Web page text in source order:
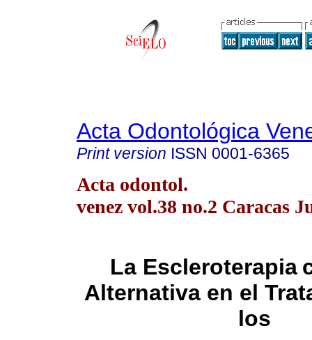
Acta Odontológica
Print version ISSN 0001-6365
Acta odontol.
venez vol.38 no.2 Caracas
La Escleroterapia
Alternativa en el
los